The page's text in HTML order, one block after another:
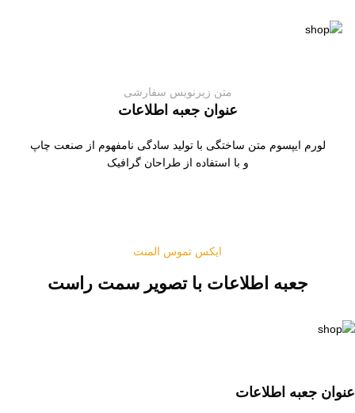
متن زیرنویس سفارشی
عنوان جعبه اطلاعات
لورم ایپسوم متن ساختگی با تولید سادگی نامفهوم از صنعت چاپ
و با استفاده از طراحان گرافیک
ایکس تموس المنت
جعبه اطلاعات با تصویر سمت راست
عنوان جعبه اطلاعات